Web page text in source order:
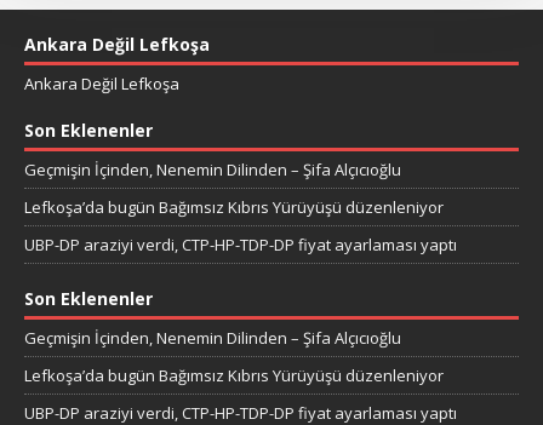
Ankara Değil Lefkoşa
Ankara Değil Lefkoşa
Son Eklenenler
Geçmişin İçinden, Nenemin Dilinden – Şifa Alçıcıoğlu
Lefkoşa’da bugün Bağımsız Kıbrıs Yürüyüşü düzenleniyor
UBP-DP araziyi verdi, CTP-HP-TDP-DP fiyat ayarlaması yaptı
Son Eklenenler
Geçmişin İçinden, Nenemin Dilinden – Şifa Alçıcıoğlu
Lefkoşa’da bugün Bağımsız Kıbrıs Yürüyüşü düzenleniyor
UBP-DP araziyi verdi, CTP-HP-TDP-DP fiyat ayarlaması yaptı